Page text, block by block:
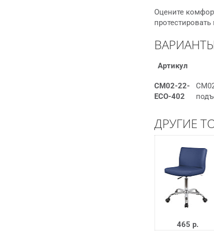
Оцените
Артикул
СМ02-22-
ECO-402
ДРУГИЕ
465 р.